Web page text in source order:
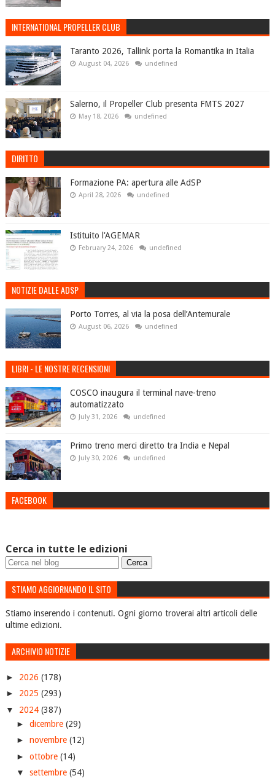
INTERNATIONAL PROPELLER CLUB
Taranto 2026, Tallink porta la Romantika in Italia
August 04, 2026 undefined
Salerno, il Propeller Club presenta FMTS 2027
May 18, 2026 undefined
DIRITTO
Formazione PA: apertura alle AdSP
April 28, 2026 undefined
Istituito l'AGEMAR
February 24, 2026 undefined
NOTIZIE DALLE ADSP
Porto Torres, al via la posa dell’Antemurale
August 06, 2026 undefined
LIBRI - LE NOSTRE RECENSIONI
COSCO inaugura il terminal nave-treno
automatizzato
July 31, 2026 undefined
Primo treno merci diretto tra India e Nepal
July 30, 2026 undefined
FACEBOOK
Cerca in tutte le edizioni
STIAMO AGGIORNANDO IL SITO
Stiamo inserendo i contenuti. Ogni giorno troverai altri articoli delle
ultime edizioni.
ARCHIVIO NOTIZIE
► 2026 (178)
► 2025 (293)
▼ 2024 (387)
► dicembre (29)
► novembre (12)
► ottobre (14)
▼ settembre (54)